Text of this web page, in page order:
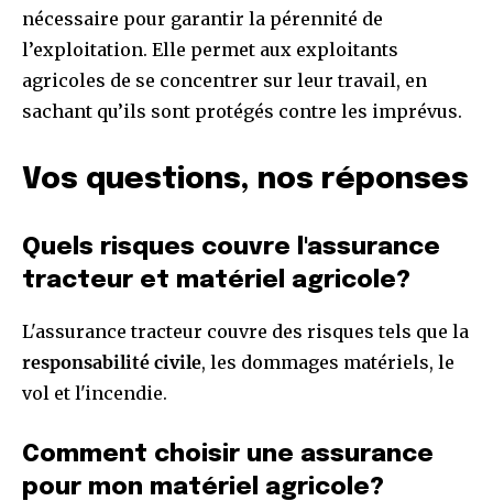
nécessaire pour garantir la pérennité de
l’exploitation. Elle permet aux exploitants
agricoles de se concentrer sur leur travail, en
sachant qu’ils sont protégés contre les imprévus.
Vos questions, nos réponses
Quels risques couvre l'assurance
tracteur et matériel agricole?
L'assurance tracteur couvre des risques tels que la
responsabilité civile, les dommages matériels, le
vol et l'incendie.
Comment choisir une assurance
pour mon matériel agricole?